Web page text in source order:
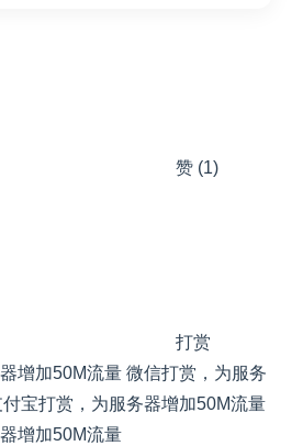
赞 (1)
打赏
微信打赏，为服务
增加50M流量